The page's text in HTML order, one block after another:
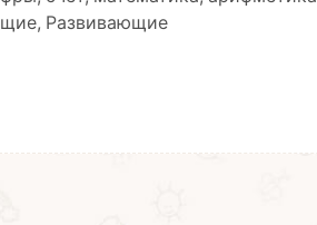
Развивающие